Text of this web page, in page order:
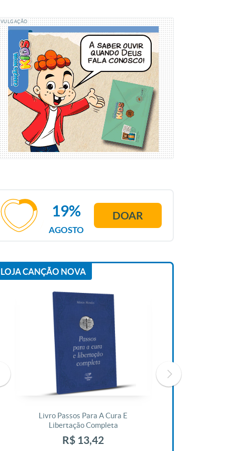
AGOSTO
19% DOAR
LOJA CANÇÃO NOVA
Livro Passos Para A Cura E
Libertação Completa
R$ 13,42